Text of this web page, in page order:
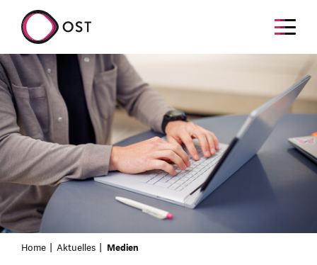
Home Aktuelles Medien